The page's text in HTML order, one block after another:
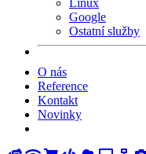
Linux
Google
Ostatní služby
O nás
Reference
Kontakt
Novinky